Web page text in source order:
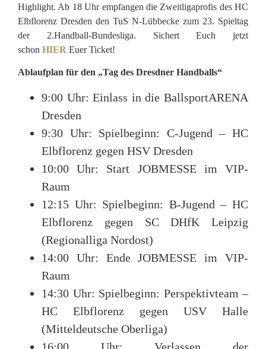
Highlight. Ab 18 Uhr empfangen die Zweitligaprofis des HC
Elbflorenz Dresden den TuS N-Lübbecke zum 23. Spieltag
der 2.Handball-Bundesliga. Sichert Euch jetzt
schon HIER Euer Ticket!
Ablaufplan für den „Tag des Dresdner Handballs“
9:00 Uhr: Einlass in die BallsportARENA
Dresden
9:30 Uhr: Spielbeginn: C-Jugend – HC
Elbflorenz gegen HSV Dresden
10:00 Uhr: Start JOBMESSE im VIP-
Raum
12:15 Uhr: Spielbeginn: B-Jugend – HC
Elbflorenz gegen SC DHfK Leipzig
(Regionalliga Nordost)
14:00 Uhr: Ende JOBMESSE im VIP-
Raum
14:30 Uhr: Spielbeginn: Perspektivteam –
HC Elbflorenz gegen USV Halle
(Mitteldeutsche Oberliga)
16:00 Uhr: Verlassen der